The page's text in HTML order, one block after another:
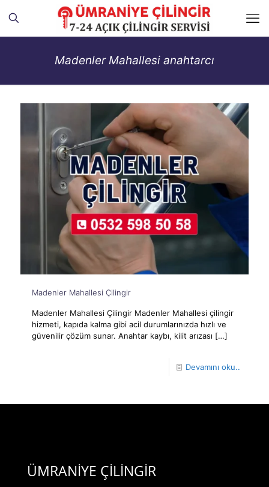
Madenler Mahallesi anahtarcı
Madenler Mahallesi Çilingir
Madenler Mahallesi Çilingir Madenler Mahallesi çilingir
hizmeti, kapıda kalma gibi acil durumlarınızda hızlı ve
güvenilir çözüm sunar. Anahtar kaybı, kilit arızası […]
Devamını oku..
ÜMRANİYE ÇİLİNGİR